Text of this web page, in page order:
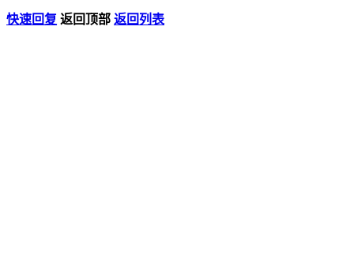
快速回复 返回顶部 返回列表